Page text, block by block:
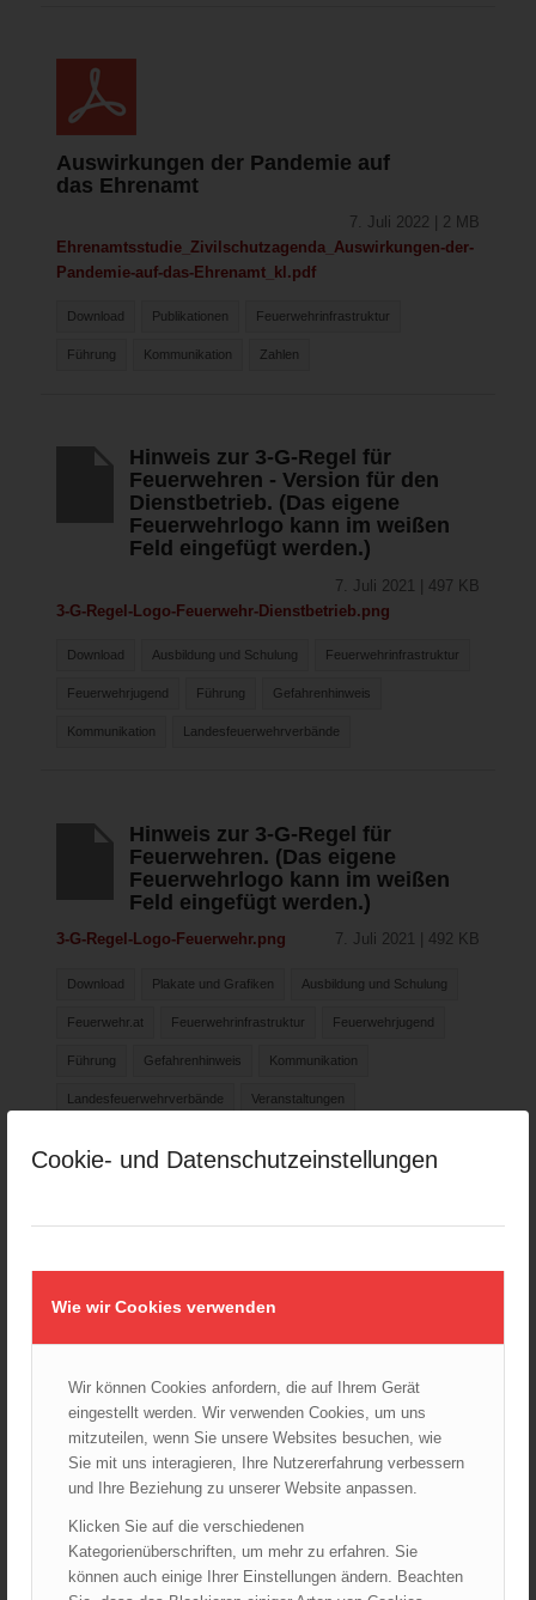
Cookie- und Datenschutzeinstellungen
Wie wir Cookies verwenden
Wir können Cookies anfordern, die auf Ihrem Gerät
eingestellt werden. Wir verwenden Cookies, um uns
mitzuteilen, wenn Sie unsere Websites besuchen, wie
Sie mit uns interagieren, Ihre Nutzererfahrung verbessern
und Ihre Beziehung zu unserer Website anpassen.
Klicken Sie auf die verschiedenen
Kategorienüberschriften, um mehr zu erfahren. Sie
können auch einige Ihrer Einstellungen ändern. Beachten
Auswirkungen der Pandemie auf
das Ehrenamt
7. Juli 2022 | 2 MB
Ehrenamtsstudie_Zivilschutzagenda_Auswirkungen-der-
Pandemie-auf-das-Ehrenamt_kl.pdf
Download Publikationen Feuerwehrinfrastruktur
Führung Kommunikation Zahlen
Hinweis zur 3-G-Regel für
Feuerwehren - Version für den
Dienstbetrieb. (Das eigene
Feuerwehrlogo kann im weißen
Feld eingefügt werden.)
7. Juli 2021 | 497 KB
3-G-Regel-Logo-Feuerwehr-Dienstbetrieb.png
Download Ausbildung und Schulung Feuerwehrinfrastruktur
Feuerwehrjugend Führung Gefahrenhinweis
Kommunikation Landesfeuerwehrverbände
Hinweis zur 3-G-Regel für
Feuerwehren. (Das eigene
Feuerwehrlogo kann im weißen
Feld eingefügt werden.)
7. Juli 2021 | 492 KB
3-G-Regel-Logo-Feuerwehr.png
Download Plakate und Grafiken Ausbildung und Schulung
Feuerwehr.at Feuerwehrinfrastruktur Feuerwehrjugend
Führung Gefahrenhinweis Kommunikation
Landesfeuerwehrverbände Veranstaltungen
Führung International Katastrophenschutz
Rechtliches Waldbrand Zahlen